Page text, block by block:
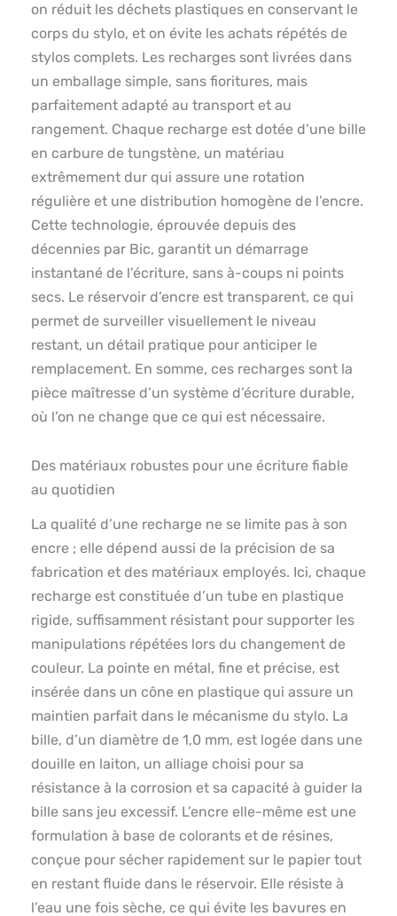
on réduit les déchets plastiques en conservant le
corps du stylo, et on évite les achats répétés de
stylos complets. Les recharges sont livrées dans
un emballage simple, sans fioritures, mais
parfaitement adapté au transport et au
rangement. Chaque recharge est dotée d’une bille
en carbure de tungstène, un matériau
extrêmement dur qui assure une rotation
régulière et une distribution homogène de l’encre.
Cette technologie, éprouvée depuis des
décennies par Bic, garantit un démarrage
instantané de l’écriture, sans à-coups ni points
secs. Le réservoir d’encre est transparent, ce qui
permet de surveiller visuellement le niveau
restant, un détail pratique pour anticiper le
remplacement. En somme, ces recharges sont la
pièce maîtresse d’un système d’écriture durable,
où l’on ne change que ce qui est nécessaire.
Des matériaux robustes pour une écriture fiable
au quotidien
La qualité d’une recharge ne se limite pas à son
encre ; elle dépend aussi de la précision de sa
fabrication et des matériaux employés. Ici, chaque
recharge est constituée d’un tube en plastique
rigide, suffisamment résistant pour supporter les
manipulations répétées lors du changement de
couleur. La pointe en métal, fine et précise, est
insérée dans un cône en plastique qui assure un
maintien parfait dans le mécanisme du stylo. La
bille, d’un diamètre de 1,0 mm, est logée dans une
douille en laiton, un alliage choisi pour sa
résistance à la corrosion et sa capacité à guider la
bille sans jeu excessif. L’encre elle-même est une
formulation à base de colorants et de résines,
conçue pour sécher rapidement sur le papier tout
en restant fluide dans le réservoir. Elle résiste à
l’eau une fois sèche, ce qui évite les bavures en